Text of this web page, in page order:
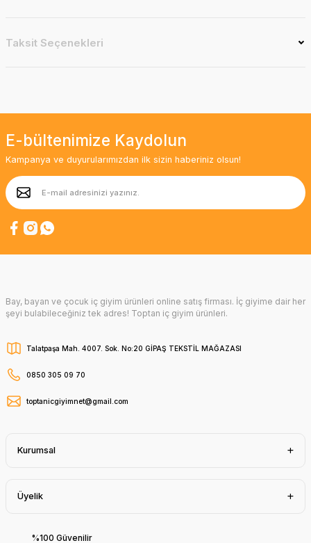
Taksit Seçenekleri
E-bültenimize Kaydolun
Kampanya ve duyurularımızdan ilk sizin haberiniz olsun!
Bay, bayan ve çocuk iç giyim ürünleri online satış firması. İç giyime dair her
şeyi bulabileceğiniz tek adres! Toptan iç giyim ürünleri.
Talatpaşa Mah. 4007. Sok. No:20 GİPAŞ TEKSTİL MAĞAZASI
0850 305 09 70
toptanicgiyimnet@gmail.com
Kurumsal
Üyelik
%100 Güvenilir